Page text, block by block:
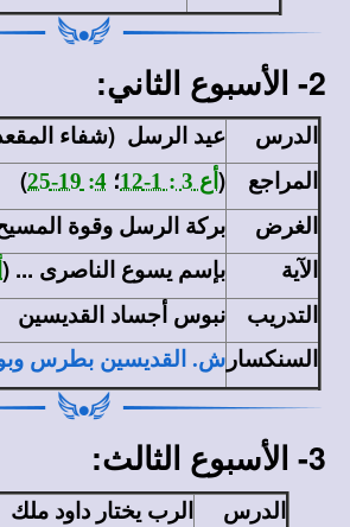
2- الأسبوع الثاني:
الدرس
عيد الرسل (شفاء
المراجع
( أع 3 : 1-12 ؛ 4: 19-25
)
الغرض
بركة الرسل وقوة
الآية
بإسم يسوع الناصرى ... (
التدريب
نبوس أجساد القديسين
السنكسار ش. القديسين بطرس
3- الأسبوع الثالث:
الدرس
الرب يختار داود ملك